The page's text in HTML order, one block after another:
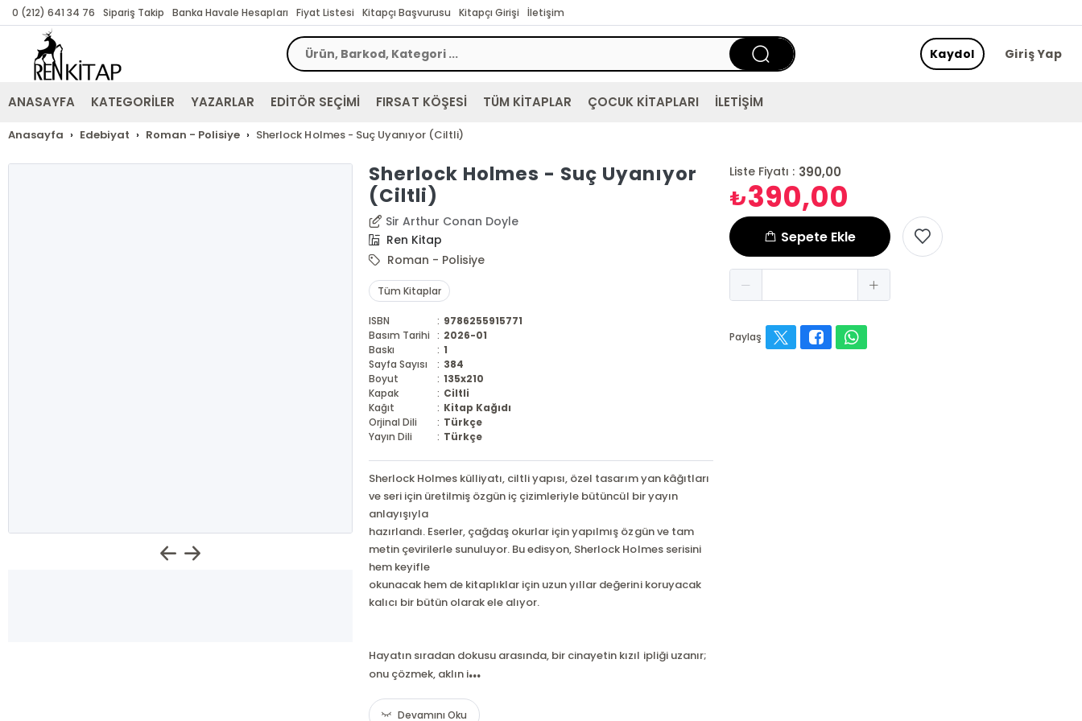
0 (212) 641 34 76 Sipariş Takip Banka Havale Hesapları Fiyat Listesi Kitapçı Başvurusu Kitapçı Girişi İletişim
Giriş Yap
Kaydol
ANASAYFA KATEGORİLER YAZARLAR EDİTÖR SEÇİMİ FIRSAT KÖŞESİ TÜM KİTAPLAR ÇOCUK KİTAPLARI İLETİŞİM
Anasayfa Edebiyat Roman - Polisiye Sherlock Holmes - Suç Uyanıyor (Ciltli)
Sherlock Holmes - Suç Uyanıyor
(Ciltli)
Sir Arthur Conan Doyle
Ren Kitap
Roman - Polisiye
Tüm Kitaplar
ISBN : 9786255915771
Basım Tarihi : 2026-01
Baskı
: 1
Sayfa Sayısı
: 384
Boyut
: 135x210
Kapak
: Ciltli
Kağıt
: Kitap Kağıdı
Orjinal Dili
: Türkçe
Yayın Dili
: Türkçe
Sherlock Holmes külliyatı, ciltli yapısı, özel tasarım yan kâğıtları
ve seri için üretilmiş özgün iç çizimleriyle bütüncül bir yayın
anlayışıyla
hazırlandı. Eserler, çağdaş okurlar için yapılmış özgün ve tam
metin çevirilerle sunuluyor. Bu edisyon, Sherlock Holmes serisini
hem keyifle
okunacak hem de kitaplıklar için uzun yıllar değerini koruyacak
kalıcı bir bütün olarak ele alıyor.
Hayatın sıradan dokusu arasında, bir cinayetin kızıl ipliği uzanır;
onu çözmek, aklın i...
Devamını Oku
Liste Fiyatı : 390,00
₺390,00
Sepete Ekle
Paylaş